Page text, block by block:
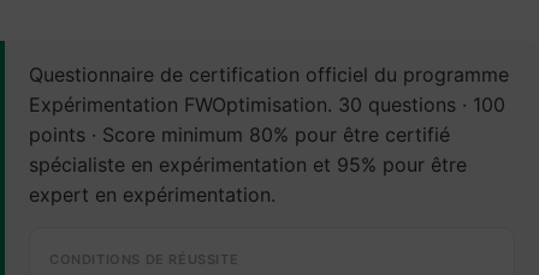
Questionnaire de certification officiel du programme
Expérimentation FWOptimisation. 30 questions · 100
points · Score minimum 80% pour être certifié
spécialiste en expérimentation et 95% pour être
expert en expérimentation.
CONDITIONS DE RÉUSSITE